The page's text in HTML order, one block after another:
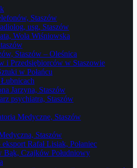
Staszów
usg, Staszów
Wola Wiśniowska
Staszów – Oleśnica
i Przedsiębiorców w Staszowie
w Połańcu
Jarzyna, Staszów
psychiatra, Staszów
Medyczne, Staszów
Staszów
Rafał Lisiak, Połaniec
Czajków Południowy